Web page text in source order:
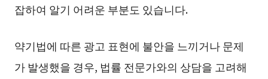
잡하여 알기 어려운 부분도 있습니다.
약기법에 따른 광고 표현에 불안을 느끼거나 문제
가 발생했을 경우, 법률 전문가와의 상담을 고려해